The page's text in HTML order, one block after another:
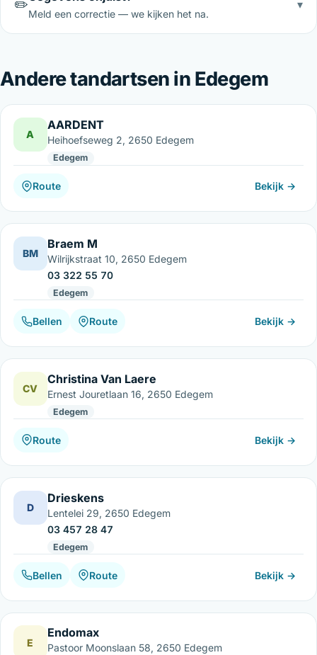
✏️
Meld een correctie — we kijken het na.
▾
Andere tandartsen in Edegem
A
AARDENT
Heihoefseweg 2, 2650 Edegem
Edegem
Route Bekijk →
BM
Braem M
Wilrijkstraat 10, 2650 Edegem
03 322 55 70
Edegem
Bellen Route Bekijk →
CV
Christina Van Laere
Ernest Jouretlaan 16, 2650 Edegem
Edegem
Route Bekijk →
D
Drieskens
Lentelei 29, 2650 Edegem
03 457 28 47
Edegem
Bellen Route Bekijk →
E
Endomax
Pastoor Moonslaan 58, 2650 Edegem